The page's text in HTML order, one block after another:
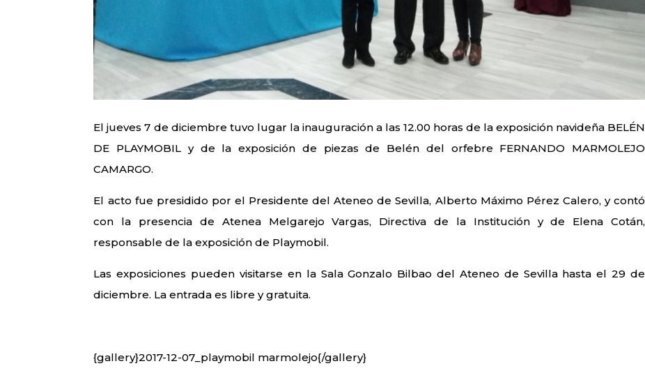
El jueves 7 de diciembre tuvo lugar la inauguración a las 12.00 horas de la exposición navideña BELÉN
DE PLAYMOBIL y de la exposición de piezas de Belén del orfebre FERNANDO MARMOLEJO
CAMARGO.
El acto fue presidido por el Presidente del Ateneo de Sevilla, Alberto Máximo Pérez Calero, y contó
con la presencia de Atenea Melgarejo Vargas, Directiva de la Institución y de Elena Cotán,
responsable de la exposición de Playmobil.
Las exposiciones pueden visitarse en la Sala Gonzalo Bilbao del Ateneo de Sevilla hasta el 29 de
diciembre. La entrada es libre y gratuita.
{gallery}2017-12-07_playmobil marmolejo{/gallery}